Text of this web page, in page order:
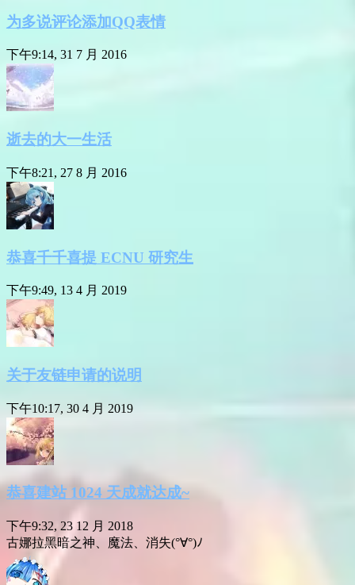
为多说评论添加QQ表情
下午9:14, 31 7 月 2016
逝去的大一生活
下午8:21, 27 8 月 2016
恭喜千千喜提 ECNU 研究生
下午9:49, 13 4 月 2019
关于友链申请的说明
下午10:17, 30 4 月 2019
恭喜建站 1024 天成就达成~
下午9:32, 23 12 月 2018
古娜拉黑暗之神、魔法、消失(°∀°)ﾉ